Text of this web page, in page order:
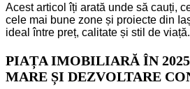
Acest articol îți arată unde să cauți,
cele mai bune zone și proiecte din
ideal între preț, calitate și stil de viață.
PIAȚA IMOBILIARĂ ÎN
MARE ȘI DEZVOLTARE